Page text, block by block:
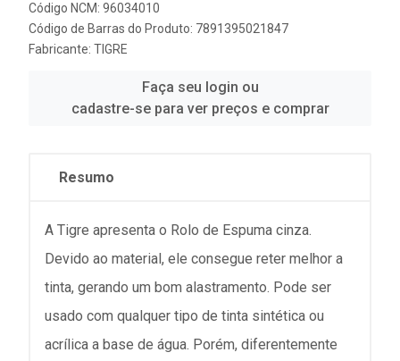
Código NCM: 96034010
Código de Barras do Produto: 7891395021847
Fabricante: TIGRE
Faça seu login ou
cadastre-se para ver preços e comprar
Resumo
A Tigre apresenta o Rolo de Espuma cinza.
Devido ao material, ele consegue reter melhor a
tinta, gerando um bom alastramento. Pode ser
usado com qualquer tipo de tinta sintética ou
acrílica a base de água. Porém, diferentemente